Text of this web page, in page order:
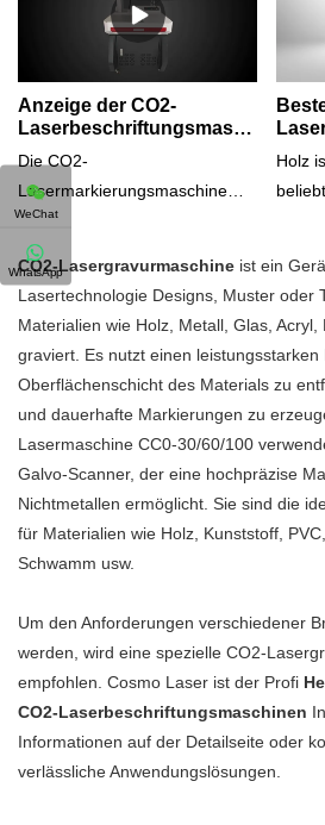
CO2-Lasergravurmaschine ist ein
Lasertechnologie Designs, Muster oder
Materialien wie Holz, Metall, Glas,
graviert. Es nutzt einen
Oberflächenschicht des Materials zu
und dauerhafte Markierungen zu
Lasermaschine CC0-30/60/100
Galvo-Scanner, der eine hochpräzise
Nichtmetallen ermöglicht. Sie sind die
für Materialien wie Holz, Kunststoff,
Schwamm usw.
Um den Anforderungen verschiedener
werden, wird eine spezielle CO2-
empfohlen. Cosmo Laser ist der Profi
CO2-Laserbeschriftungsmaschinen
Informationen auf der Detailseite oder
verlässliche Anwendungslösungen.
Anzeige der CO2-
Laserbeschriftungsmaschine
(Modell: CCO-30) | Cosmo-
Laser
Die CO2-
Lasermarkierungsmaschine
(CCO-30) von Cosmo Laser
bietet mit einem hochpräzisen
Galvo-Scanner eine
hochpräzise Markierung, die
bei herkömmlichen Flachbett-
CO2-
nicht zu finden ist.Mit einer
Rotationsmarkierungsfunktion
können kreisförmige Objekte
markiert werden, was mit
möglich ist. Es ist die ideale
Markierungsmaschine für
nichtmetallische Materialien wie
Holz, Kunststoff, PVC, Leder,
die
Holz
Holz
es
von
zu
WeChat
WhatsApp